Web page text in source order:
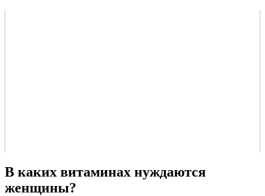
В каких витаминах нуждаются
женщины?